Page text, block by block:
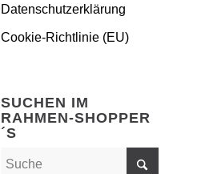
Datenschutzerklärung
Cookie-Richtlinie (EU)
SUCHEN IM
RAHMEN-SHOPPER
´S